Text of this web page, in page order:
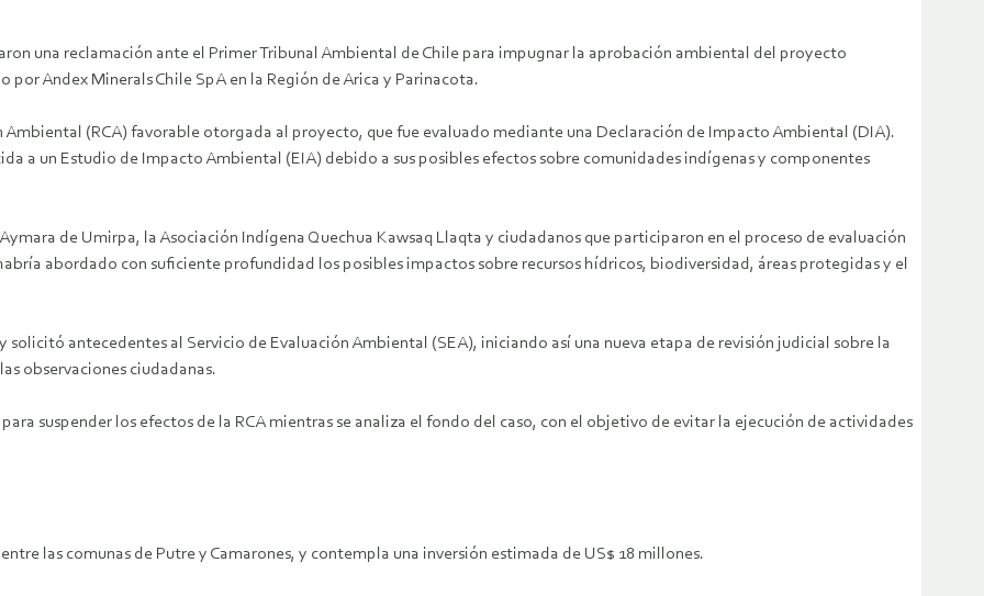
una reclamación ante el Primer Tribunal Ambiental de Chile para impugnar la aprobación ambiental del proyecto
Andex Minerals Chile SpA en la Región de Arica y Parinacota.
Ambiental (RCA) favorable otorgada al proyecto, que fue evaluado mediante una Declaración de Impacto Ambiental (DIA).
a un Estudio de Impacto Ambiental (EIA) debido a sus posibles efectos sobre comunidades indígenas y componentes
de Umirpa, la Asociación Indígena Quechua Kawsaq Llaqta y ciudadanos que participaron en el proceso de evaluación
abordado con suficiente profundidad los posibles impactos sobre recursos hídricos, biodiversidad, áreas protegidas y el
antecedentes al Servicio de Evaluación Ambiental (SEA), iniciando así una nueva etapa de revisión judicial sobre la
observaciones ciudadanas.
suspender los efectos de la RCA mientras se analiza el fondo del caso, con el objetivo de evitar la ejecución de actividades
las comunas de Putre y Camarones, y contempla una inversión estimada de US$ 18 millones.